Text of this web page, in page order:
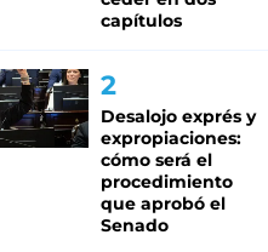
capítulos
Desalojo exprés y
expropiaciones:
cómo será el
procedimiento
que aprobó el
Senado